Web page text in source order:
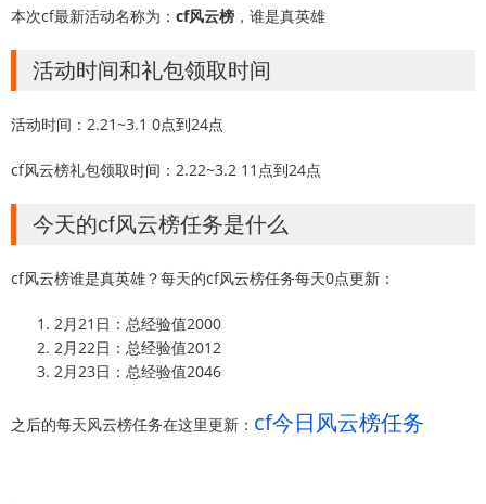
本次cf最新活动名称为： cf风云榜 ，谁是真英雄
活动时间和礼包领取时间
活动时间：2.21~3.1 0点到24点
cf风云榜礼包领取时间：2.22~3.2 11点到24点
今天的cf风云榜任务是什么
cf风云榜谁是真英雄？每天的cf风云榜任务每天0点更新：
2月21日：总经验值2000
2月22日：总经验值2012
2月23日：总经验值2046
之后的每天风云榜任务在这里更新： cf今日风云榜任务